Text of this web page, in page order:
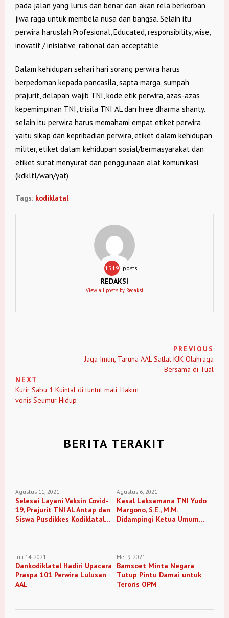
pada jalan yang lurus dan benar dan akan rela berkorban
jiwa raga untuk membela nusa dan bangsa. Selain itu
perwira haruslah Profesional, Educated, responsibility, wise,
inovatif / inisiative, rational dan acceptable.
Dalam kehidupan sehari hari sorang perwira harus
berpedoman kepada pancasila, sapta marga, sumpah
prajurit, delapan wajib TNI, kode etik perwira, azas-azas
kepemimpinan TNI, trisila TNI AL dan hree dharma shanty.
selain itu perwira harus memahami empat etiket perwira
yaitu sikap dan kepribadian perwira, etiket dalam kehidupan
militer, etiket dalam kehidupan sosial/bermasyarakat dan
etiket surat menyurat dan penggunaan alat komunikasi.
(kdkltl/wan/yat)
Tags: kodiklatal
1519 posts
REDAKSI
View all posts by Redaksi
PREVIOUS
Jaga Imun, Taruna AAL Satlat KJK Olahraga
Bersama di Tual
NEXT
Kurir Sabu 1 Kuintal di tuntut mati, Hakim
vonis Seumur Hidup
BERITA TERAKIT
Agustus 11, 2021
Selesai Layani Vaksin Covid-
19, Prajurit TNI AL Antap dan
Siswa Pusdikkes Kodiklatal
Agustus 6, 2021
Kasal Laksamana TNI Yudo
Margono, S.E., M.M.
Didampingi Ketua Umum
Juli 14, 2021
Dankodiklatal Hadiri Upacara
Praspa 101 Perwira Lulusan
AAL
Mei 9, 2021
Bamsoet Minta Negara
Tutup Pintu Damai untuk
Teroris OPM